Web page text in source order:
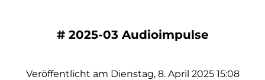
# 2025-03 Audioimpulse
Veröffentlicht am Dienstag, 8. April 2025 15:08